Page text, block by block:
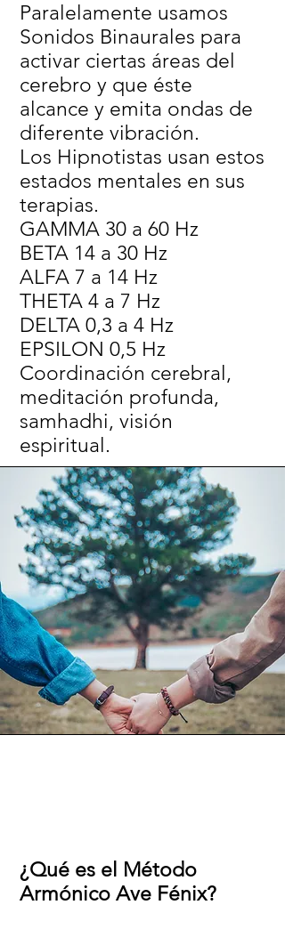
Paralelamente usamos
Sonidos Binaurales para
activar ciertas áreas del
cerebro y que éste
alcance y emita ondas de
diferente vibración.
Los Hipnotistas usan estos
estados mentales en sus
terapias.
GAMMA 30 a 60 Hz
BETA 14 a 30 Hz
ALFA 7 a 14 Hz
THETA 4 a 7 Hz
DELTA 0,3 a 4 Hz
EPSILON 0,5 Hz
Coordinación cerebral,
meditación profunda,
samhadhi, visión
espiritual.
¿Qué es el Método
Armónico Ave Fénix?